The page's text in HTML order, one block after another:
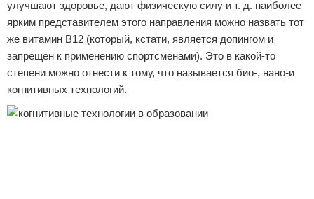
улучшают здоровье, дают физическую силу и т. д. наиболее
ярким представителем этого направления можно назвать тот
же витамин B12 (который, кстати, является допингом и
запрещен к применению спортсменами). Это в какой-то
степени можно отнести к тому, что называется био-, нано-и
когнитивных технологий.